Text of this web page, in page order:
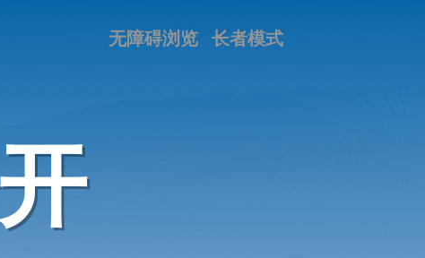
长者模式
无障碍浏览